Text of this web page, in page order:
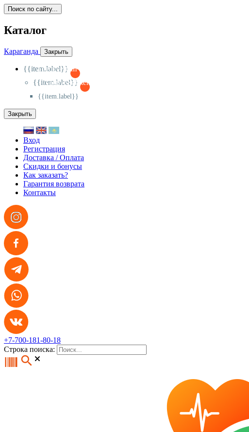
Поиск по сайту...
Каталог
Караганда Закрыть
{{item.label}}
{{activeItem==item.id?'-
{{item.label}}
{{activeSubitem==item.id?'-
{{item.label}}
Закрыть
Вход
Регистрация
Доставка / Оплата
Скидки и бонусы
Как заказать?
Гарантия возврата
Контакты
+7-700-181-80-18
Строка поиска: